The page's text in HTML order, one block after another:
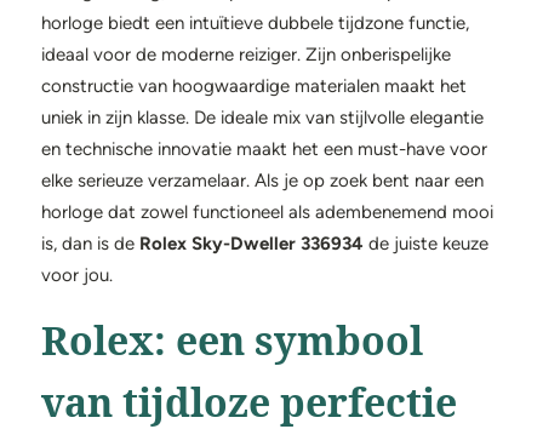
horloge biedt een intuïtieve dubbele tijdzone functie,
ideaal voor de moderne reiziger. Zijn onberispelijke
constructie van hoogwaardige materialen maakt het
uniek in zijn klasse. De ideale mix van stijlvolle elegantie
en technische innovatie maakt het een must-have voor
elke serieuze verzamelaar. Als je op zoek bent naar een
horloge dat zowel functioneel als adembenemend mooi
is, dan is de Rolex Sky-Dweller 336934 de juiste keuze
voor jou.
Rolex: een symbool
van tijdloze perfectie